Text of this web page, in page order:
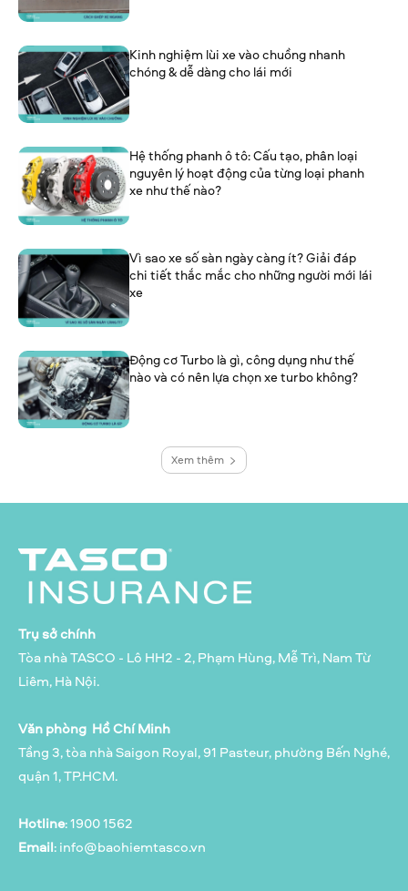
Kinh nghiệm lùi xe vào chuồng nhanh
chóng & dễ dàng cho lái mới
Hệ thống phanh ô tô: Cấu tạo, phân loại
nguyên lý hoạt động của từng loại phanh
xe như thế nào?
Vì sao xe số sàn ngày càng ít? Giải đáp
chi tiết thắc mắc cho những người mới lái
xe
Động cơ Turbo là gì, công dụng như thế
nào và có nên lựa chọn xe turbo không?
Xem thêm
Trụ sở chính
Tòa nhà TASCO - Lô HH2 - 2, Phạm Hùng, Mễ Trì, Nam Từ
Liêm, Hà Nội.
Văn phòng Hồ Chí Minh
Tầng 3, tòa nhà Saigon Royal, 91 Pasteur, phường Bến Nghé,
quận 1, TP.HCM.
Hotline: 1900 1562
Email:info@baohiemtasco.vn